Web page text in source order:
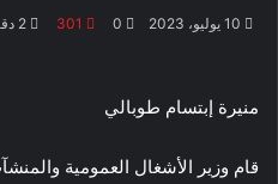
10 يوليو، 2023 0
301
منيرة إبتسام طوبالي
قام وزير الأشغال العمومية